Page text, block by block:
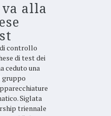
alla
controllo
di test dei
ceduto una
gruppo
Siglata
triennale